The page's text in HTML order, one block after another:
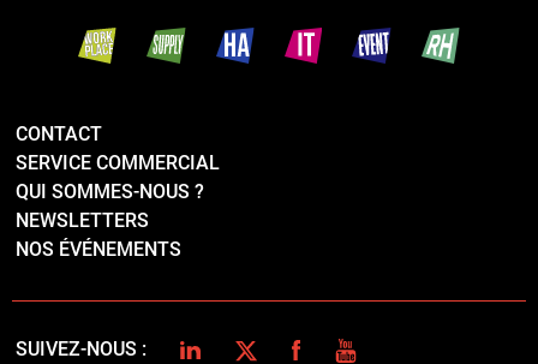
CONTACT
SERVICE COMMERCIAL
QUI SOMMES-NOUS ?
NEWSLETTERS
NOS ÉVÉNEMENTS
SUIVEZ-NOUS : LINKEDINTWITTERFACEBOOK
YOUTUBE